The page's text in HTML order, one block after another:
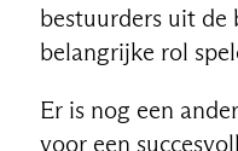
bestuurders uit de
belangrijke rol
Er is nog een
voor een